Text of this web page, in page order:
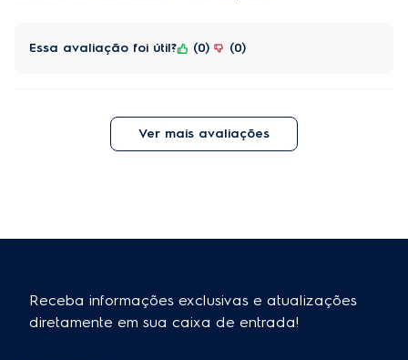
Essa avaliação foi útil? 0 0
Ver mais avaliações
Receba informações exclusivas e atualizações
diretamente em sua caixa de entrada!